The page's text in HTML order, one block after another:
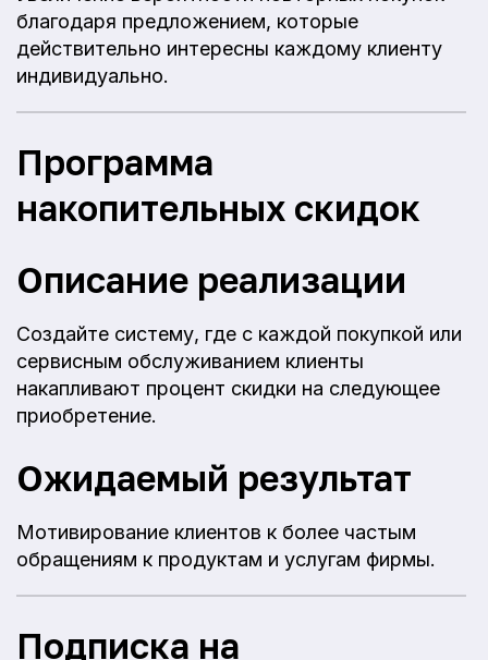
благодаря предложением, которые
действительно интересны каждому клиенту
индивидуально.
Программа
накопительных скидок
Описание реализации
Создайте систему, где с каждой покупкой или
сервисным обслуживанием клиенты
накапливают процент скидки на следующее
приобретение.
Ожидаемый результат
Мотивирование клиентов к более частым
обращениям к продуктам и услугам фирмы.
Подписка на